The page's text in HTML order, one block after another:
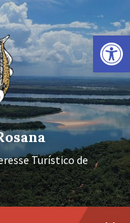
Barra de Ferramentas Aberta
Turístico de